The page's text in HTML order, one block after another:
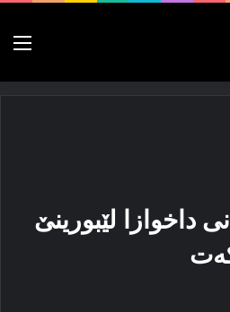
داخوازا لێبورینێ